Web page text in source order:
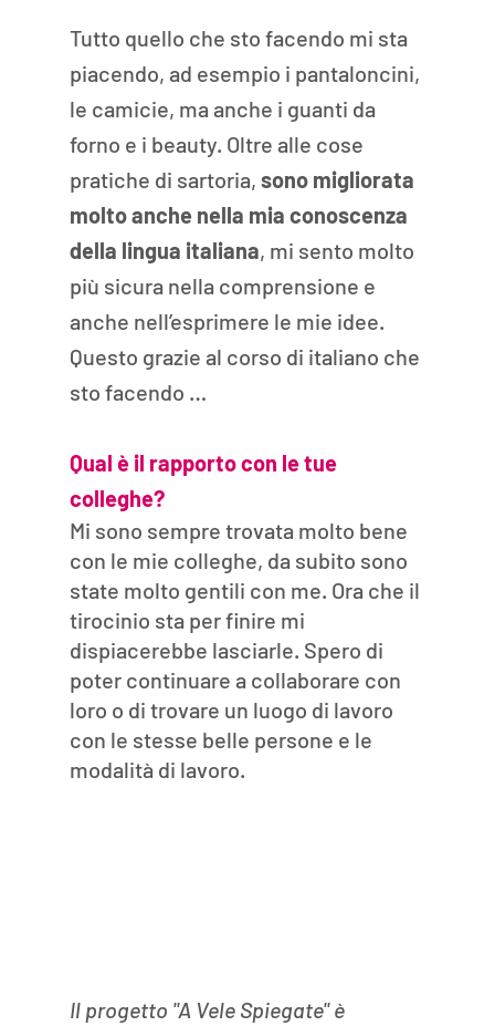
Tutto quello che sto facendo mi sta
piacendo, ad esempio i pantaloncini,
le camicie, ma anche i guanti da
forno e i beauty. Oltre alle cose
pratiche di sartoria, sono migliorata
molto anche nella mia conoscenza
della lingua italiana, mi sento molto
più sicura nella comprensione e
anche nell’esprimere le mie idee.
Questo grazie al corso di italiano che
sto facendo …
Qual è il rapporto con le tue
colleghe?
Mi sono sempre trovata molto bene
con le mie colleghe, da subito sono
state molto gentili con me. Ora che il
tirocinio sta per finire mi
dispiacerebbe lasciarle. Spero di
poter continuare a collaborare con
loro o di trovare un luogo di lavoro
con le stesse belle persone e le
modalità di lavoro.
Il progetto "A Vele Spiegate" è